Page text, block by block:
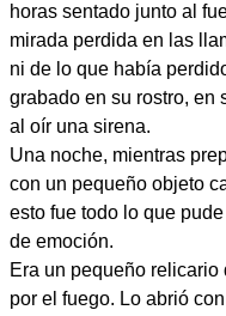
horas sentado junto al
mirada perdida en las
ni de lo que había
grabado en su rostro, en
al oír una sirena.
Una noche, mientras
con un pequeño objeto
esto fue todo lo que
de emoción.
Era un pequeño
por el fuego. Lo abrió